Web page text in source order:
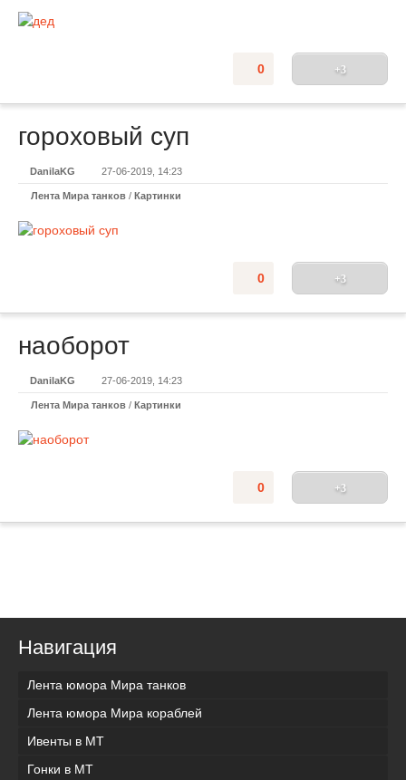
+3
0
гороховый суп
DanilaKG 27-06-2019, 14:23
Лента Мира танков / Картинки
+3
0
наоборот
DanilaKG 27-06-2019, 14:23
Лента Мира танков / Картинки
+3
0
Навигация
Лента юмора Мира танков
Лента юмора Мира кораблей
Ивенты в МТ
Гонки в МТ